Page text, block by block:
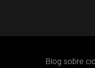
Blog sobre